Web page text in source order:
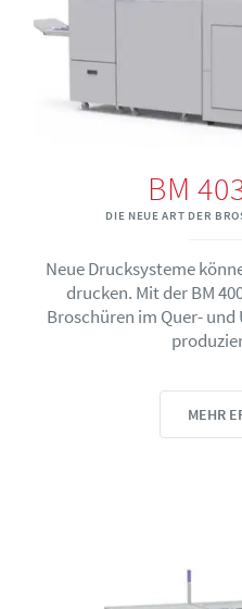
BM
DIE NEUE ART DER
Neue Drucksysteme
drucken. Mit der BM
Broschüren im Quer-
MEHR